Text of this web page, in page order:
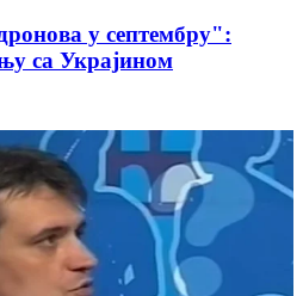
у септембру":
са Украјином